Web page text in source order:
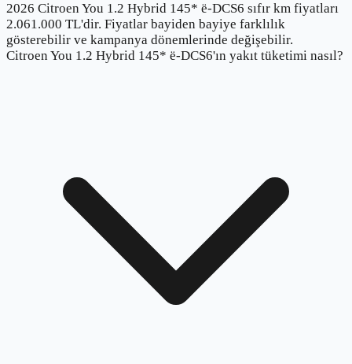
2026 Citroen You 1.2 Hybrid 145* ë-DCS6 sıfır km fiyatları
2.061.000 TL'dir. Fiyatlar bayiden bayiye farklılık
gösterebilir ve kampanya dönemlerinde değişebilir.
Citroen You 1.2 Hybrid 145* ë-DCS6'ın yakıt tüketimi nasıl?